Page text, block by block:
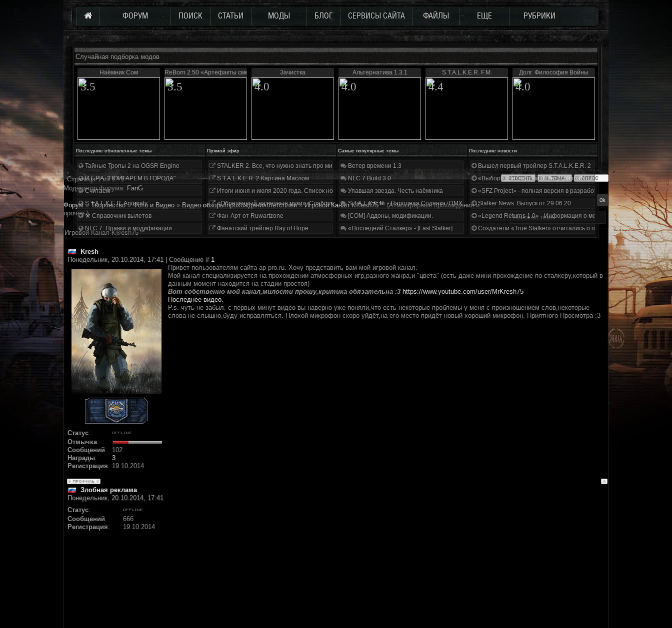
ФОРУМ ПОИСК СТАТЬИ МОДЫ БЛОГ СЕРВИСЫ САЙТА ФАЙЛЫ ЕЩЕ РУБРИКИ
Случайная подборка модов
Наёмник Сом
3.5
ReBorn 2.50 «Артефакты смерти»
3.5
Зачистка
4.0
Альтернатива 1.3.1
4.0
S.T.A.L.K.E.R. F.M.
4.4
Долг. Философия Войны
4.0
Последние обновленные темы Прямой эфир Самые популярные темы Последние новости
Тайные Тропы 2 на OGSR Engine
И.Г.Р.А. "ПОИГАРЕМ В ГОРОДА"
Считаем
S.T.A.L.K.E.R. Anomaly
⚒ Справочник вылетов
NLC 7. Правки и модификации
STALKER 2. Все, что нужно знать про мир, геймплей и сюжет | Разбор трейлера
S.T.A.L.K.E.R. 2 Картина Маслом
Итоги июня и июля 2020 года. Список нововведений
«Обречённый на вечные муки». Слабоумие и отвага
Фан-Арт от Ruwartzone
Фанатский трейлер Ray of Hope
Ветер времени 1.3
NLC 7 Build 3.0
Упавшая звезда. Честь наёмника
S.T.A.L.K.E.R. - Народная Солянка+DMX 1.3.5.ООП.МА.К.
[COM] Аддоны, модификации.
«Последний Сталкер» - [Last Stalker]
Вышел первый трейлер S.T.A.L.K.E.R. 2
«Выбор» - четвертый отчет о разработке!
«SFZ Project» - полная версия в разработке!
Stalker News. Выпуск от 29.06.20
«Legend Returns 1.0» - Информация о моде за июнь 2020
Создатели «True Stalker» отчитались о проделанной работе
Страница1из1
1
Модератор форума: FanG
Форум » Творчество » Фото и Видео » Видео обзоры\прохождения\летсплеи » Игровой Канал K®esh75™ (Атмосферные прохождения и
прочее.)
Игровой Канал K®esh75™
Kresh
Понедельник, 20.10.2014, 17:41 | Сообщение # 1
Статус:
Отмычка:
Сообщений:
102
Награды:
3
Регистрация: 19.10.2014
Привет пользователям сайта ap-pro.ru. Хочу представить вам мой игровой канал.
Мой канал специализируется на прохождении атмосферных игр,разного жанра,и "цвета" (есть даже мини-прохождение по сталкеру,который в
данным момент находится на стадии простоя)
Вот собственно мой канал,милости прошу,критика обязательна :3 https://www.youtube.com/user/MrKresh75
Последнее видео.
P.s. чуть не забыл. с первых минут видео вы наверно уже поняли,что есть некоторые проблемы у меня с произношением слов,некоторые
слова не слышно,буду исправляться. Плохой микрофон скоро уйдёт,на его место придёт новый хороший микрофон. Приятного Просмотра :3
Злобная реклама
Понедельник, 20.10.2014, 17:41
Статус:
Сообщений:
666
Регистрация: 19.10.2014